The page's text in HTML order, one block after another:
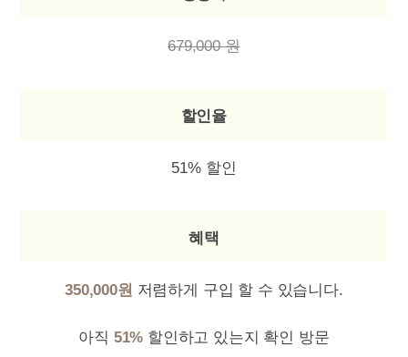
679,000 원
할인율
51% 할인
혜택
350,000원 저렴하게 구입 할 수 있습니다.
아직 51% 할인하고 있는지 확인 방문